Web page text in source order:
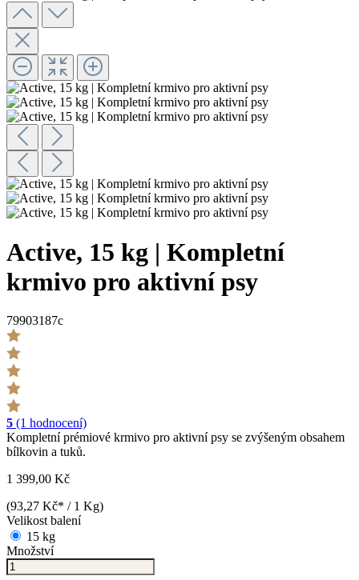
Active, 15 kg | Kompletní
krmivo pro aktivní psy
79903187c
5 (1 hodnocení)
Kompletní prémiové krmivo pro aktivní psy se zvýšeným obsahem
bílkovin a tuků.
1 399,00 Kč
(93,27 Kč* / 1 Kg)
Velikost balení
15 kg
Množství